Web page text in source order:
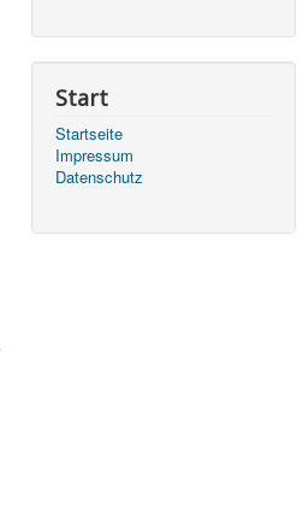
Start
Startseite
Impressum
Datenschutz